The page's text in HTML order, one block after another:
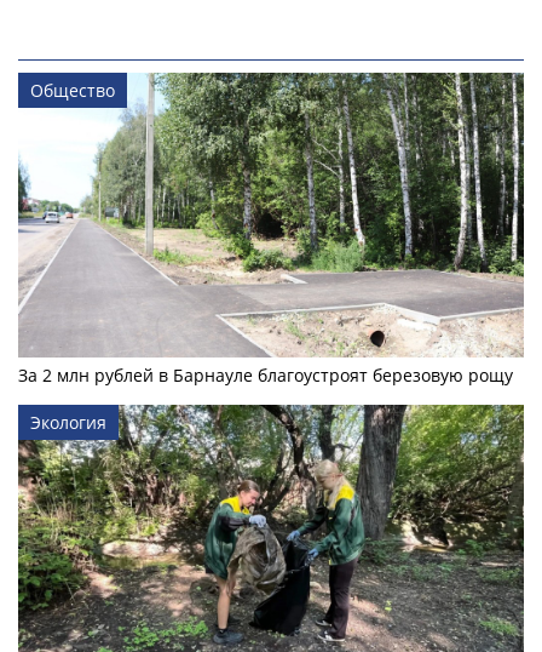
Общество
За 2 млн рублей в Барнауле благоустроят березовую рощу
Экология